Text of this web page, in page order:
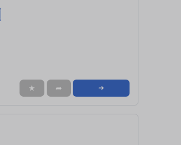
★ ➦ ➜